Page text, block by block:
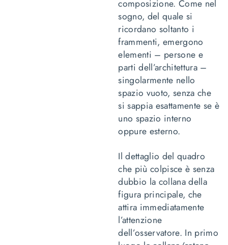
composizione. Come nel
sogno, del quale si
ricordano soltanto i
frammenti, emergono
elementi – persone e
parti dell’architettura –
singolarmente nello
spazio vuoto, senza che
si sappia esattamente se è
uno spazio interno
oppure esterno.
Il dettaglio del quadro
che più colpisce è senza
dubbio la collana della
figura principale, che
attira immediatamente
l’attenzione
dell’osservatore. In primo